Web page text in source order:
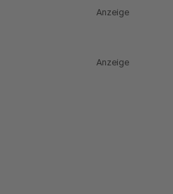
Anzeige
Anzeige